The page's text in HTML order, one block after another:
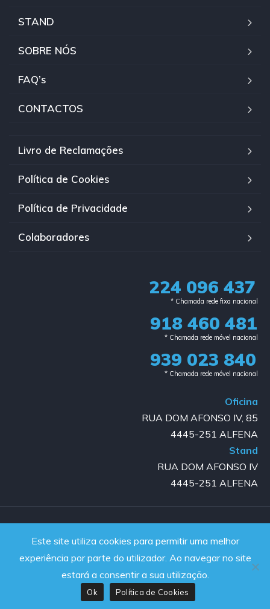
STAND
SOBRE NÓS
FAQ’s
CONTACTOS
Livro de Reclamações
Política de Cookies
Política de Privacidade
Colaboradores
224 096 437
* Chamada rede fixa nacional​
918 460 481
* Chamada rede móvel nacional
939 023 840​
* Chamada rede móvel nacional
Oficina
RUA DOM AFONSO IV, 85
4445-251 ALFENA
Stand
RUA DOM AFONSO IV
4445-251 ALFENA
Powered by JanelaWeb
Este site utiliza cookies para permitir uma melhor
experiência por parte do utilizador. Ao navegar no site
estará a consentir a sua utilização.
Ok Política de Cookies